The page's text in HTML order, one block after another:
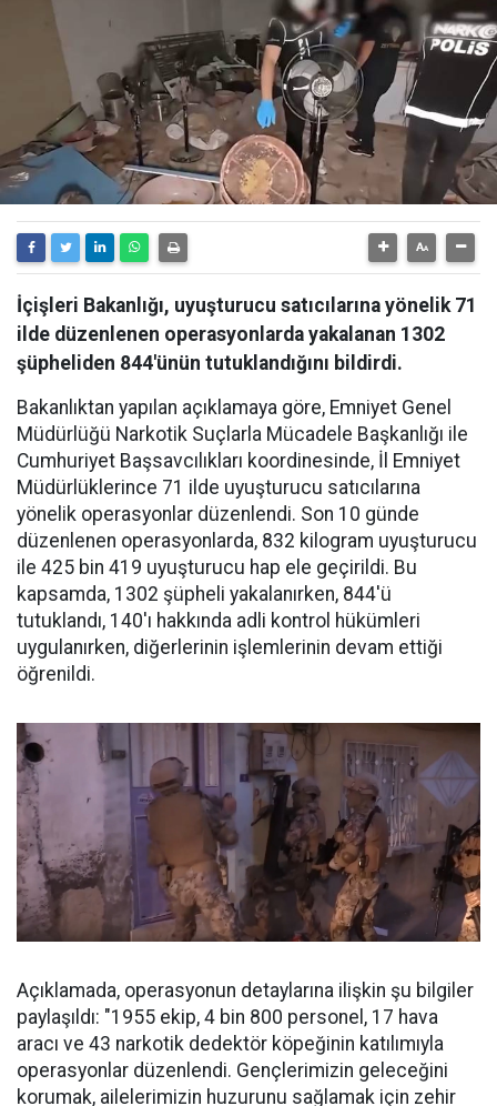
İçişleri Bakanlığı, uyuşturucu satıcılarına yönelik 71
ilde düzenlenen operasyonlarda yakalanan 1302
şüpheliden 844'ünün tutuklandığını bildirdi.
Bakanlıktan yapılan açıklamaya göre, Emniyet Genel
Müdürlüğü Narkotik Suçlarla Mücadele Başkanlığı ile
Cumhuriyet Başsavcılıkları koordinesinde, İl Emniyet
Müdürlüklerince 71 ilde uyuşturucu satıcılarına
yönelik operasyonlar düzenlendi. Son 10 günde
düzenlenen operasyonlarda, 832 kilogram uyuşturucu
ile 425 bin 419 uyuşturucu hap ele geçirildi. Bu
kapsamda, 1302 şüpheli yakalanırken, 844'ü
tutuklandı, 140'ı hakkında adli kontrol hükümleri
uygulanırken, diğerlerinin işlemlerinin devam ettiği
öğrenildi.
Açıklamada, operasyonun detaylarına ilişkin şu bilgiler
paylaşıldı: "1955 ekip, 4 bin 800 personel, 17 hava
aracı ve 43 narkotik dedektör köpeğinin katılımıyla
operasyonlar düzenlendi. Gençlerimizin geleceğini
korumak, ailelerimizin huzurunu sağlamak için zehir